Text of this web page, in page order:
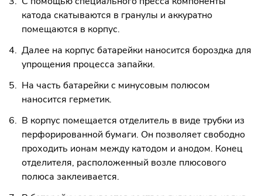
катода скатываются в гранулы и аккуратно
помещаются в корпус.
Далее на корпус батарейки наносится бороздка для
упрощения процесса запайки.
На часть батарейки с минусовым полюсом
наносится герметик.
В корпус помещается отделитель в виде трубки из
перфорированной бумаги. Он позволяет свободно
проходить ионам между катодом и анодом. Конец
отделителя, расположенный возле плюсового
полюса заклеивается.